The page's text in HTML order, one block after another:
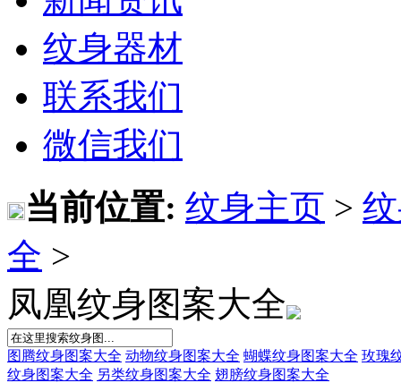
纹身器材
联系我们
微信我们
当前位置: 纹身主页 >
全 >
凤凰纹身图案大全
图腾纹身图案大全 动物纹身图案大全 蝴蝶纹身图案大全 玫瑰
纹身图案大全 另类纹身图案大全 翅膀纹身图案大全